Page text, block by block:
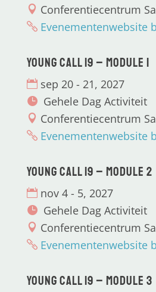
Conferentiecentrum
Evenementenwebsite
Young CALL 19 – Module 1
sep 20 - 21, 2027
Gehele Dag Activiteit
Conferentiecentrum
Evenementenwebsite
Young CALL 19 – Module 2
nov 4 - 5, 2027
Gehele Dag Activiteit
Conferentiecentrum
Evenementenwebsite
Young CALL 19 – Module 3